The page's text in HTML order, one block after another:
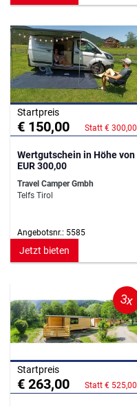
Startpreis
€ 150,00 Statt € 300,00
Wertgutschein in Höhe von
EUR 300,00
Travel Camper Gmbh
Telfs Tirol
Angebotsnr.: 5585
Jetzt bieten
3x
Startpreis
€ 263,00 Statt € 525,00